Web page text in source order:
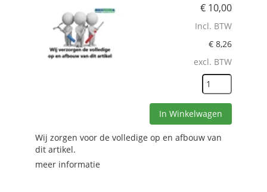
€ 10,00
Incl. BTW
€ 8,26
excl. BTW
In Winkelwagen
Wij zorgen voor de volledige op en afbouw van
dit artikel.
meer informatie